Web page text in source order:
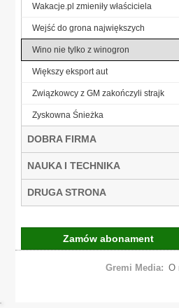
Wakacje.pl zmieniły właściciela
Wejść do grona największych
Wino nie tylko z winogron
Większy eksport aut
Związkowcy z GM zakończyli strajk
Zyskowna Śnieżka
DOBRA FIRMA
NAUKA I TECHNIKA
DRUGA STRONA
Zamów abonament
Gremi Media: O